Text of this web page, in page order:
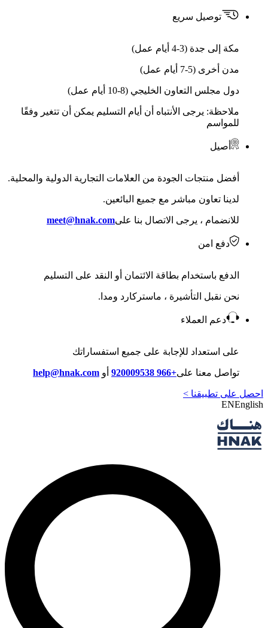
توصيل سريع
مكة إلى جدة (3-4 أيام عمل)
مدن أخرى (5-7 أيام عمل)
دول مجلس التعاون الخليجي (8-10 أيام عمل)
ملاحظة: يرجى الأنتباه أن أيام التسليم يمكن أن تتغير وفقًا
للمواسم
أصيل
أفضل منتجات الجودة من العلامات التجارية الدولية والمحلية.
لدينا تعاون مباشر مع جميع البائعين.
للانضمام ، يرجى الاتصال بنا علىmeet@hnak.com
دفع امن
الدفع باستخدام بطاقة الائتمان أو النقد على التسليم
نحن نقبل التأشيرة ، ماستركارد ومدا.
دعم العملاء
على استعداد للإجابة على جميع استفساراتك
تواصل معنا على+966 920009538 أوhelp@hnak.com
على تطبيقنا >
EN